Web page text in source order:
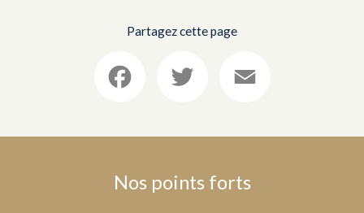
Partagez cette page
Nos points forts